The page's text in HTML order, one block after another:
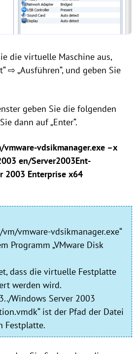
die virtuelle Maschine aus,
⇨ „Ausführen“, und geben Sie
geben Sie die folgenden
dann auf „Enter“.
vdsikmanager.exe –x
en/Server2003Ent-
2003 Enterprise x64
vm/vmware-vdsikmanager.exe“
Programm „VMware Disk
dass die virtuelle Festplatte
werden wird.
Windows Server 2003
ist der Pfad der Datei
Festplatte.